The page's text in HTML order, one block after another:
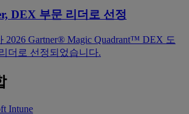
DEX 부문 리더로 선정
2026 Gartner® Magic Quadrant™ DEX 도
더로 선정되었습니다.
Intune